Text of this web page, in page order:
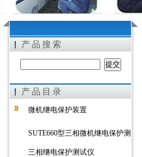
上海徐吉电气有限公司
产品搜索
产品目录
微机继电保护装置
SUTE660型三相微机继电保护测
三相继电保护测试仪